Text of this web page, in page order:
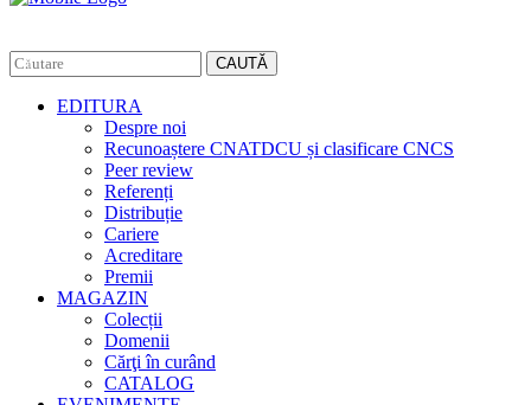
CAUTĂ
EDITURA
Despre noi
Recunoaștere CNATDCU și clasificare CNCS
Peer review
Referenți
Distribuție
Cariere
Acreditare
Premii
MAGAZIN
Colecții
Domenii
Cărţi în curând
CATALOG